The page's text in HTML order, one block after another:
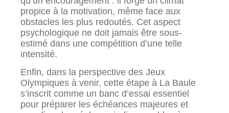
propice à la motivation, même face aux
obstacles les plus redoutés. Cet aspect
psychologique ne doit jamais être sous-
estimé dans une compétition d’une telle
intensité.
Enfin, dans la perspective des Jeux
Olympiques à venir, cette étape à La Baule
s’inscrit comme un banc d’essai essentiel
pour préparer les échéances majeures et